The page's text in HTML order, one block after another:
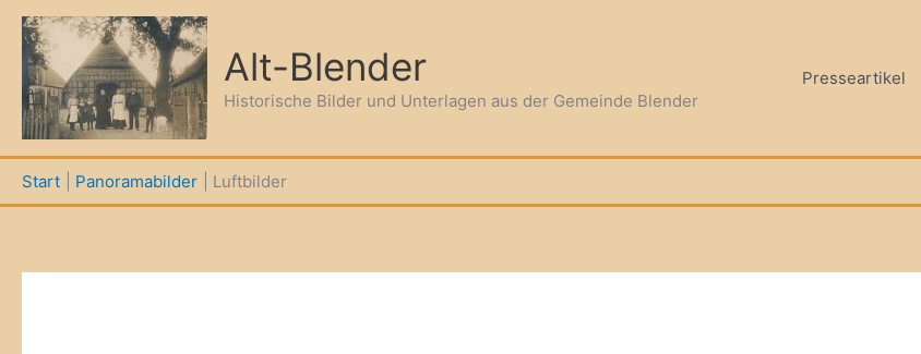
Zum
Inhalt
springen
Alt-Blender
Historische Bilder und Unterlagen aus der Gemeinde Blender
Presseartikel
Start Panoramabilder Luftbilder